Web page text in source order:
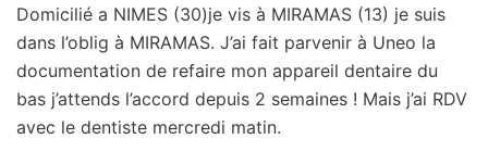
Domicilié a NIMES (30)je vis à MIRAMAS (13) je suis
dans l’oblig à MIRAMAS. J’ai fait parvenir à Uneo la
documentation de refaire mon appareil dentaire du
bas j’attends l’accord depuis 2 semaines ! Mais j’ai RDV
avec le dentiste mercredi matin.